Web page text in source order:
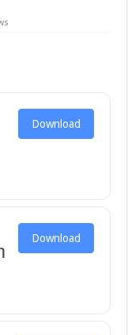
Download
Download